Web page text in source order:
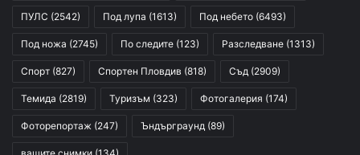
ПУЛС (2542) Под лупа (1613) Под небето (6493)
Под ножа (2745) По следите (123) Разследване (1313)
Спорт (827) Спортен Пловдив (818) Съд (2909)
Темида (2819) Туризъм (323) Фотогалерия (174)
Фоторепортаж (247) Ъндърграунд (89)